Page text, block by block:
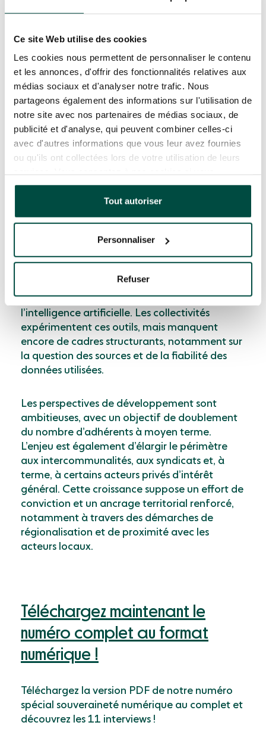
Ce site Web utilise des cookies
Les cookies nous permettent de personnaliser le contenu
et les annonces, d'offrir des fonctionnalités relatives aux
médias sociaux et d'analyser notre trafic. Nous
partageons également des informations sur l'utilisation de
notre site avec nos partenaires de médias sociaux, de
publicité et d'analyse, qui peuvent combiner celles-ci
avec d'autres informations que vous leur avez fournies
ou qu'ils ont collectées lors de votre utilisation de leurs
continuez à utiliser notre site Web.
Tout autoriser
Personnaliser
Refuser
Le label constitue une porte d’entrée
pertinente, notamment en termes de visibilité.
Mais l’intérêt principal réside dans les services
proposés : accès à l’Atlaas, capacité de
benchmark, accompagnement des politiques
numériques et participation à une dynamique
de projets, partage et diffusion d’un cadre
permettant la mise en œuvre d’une feuille de
route des projets de politiques publiques
Ville Internet offre des outils et des services
que l’on ne retrouve pas dans d’autres réseaux,
On observe aujourd’hui une montée en
puissance des sujets liés à la cybersécurité et à
l’intelligence artificielle. Les collectivités
expérimentent ces outils, mais manquent
encore de cadres structurants, notamment sur
la question des sources et de la fiabilité des
données utilisées.
Les perspectives de développement sont
ambitieuses, avec un objectif de doublement
du nombre d’adhérents à moyen terme.
L’enjeu est également d’élargir le périmètre
aux intercommunalités, aux syndicats et, à
terme, à certains acteurs privés d’intérêt
général. Cette croissance suppose un effort de
conviction et un ancrage territorial renforcé,
notamment à travers des démarches de
régionalisation et de proximité avec les
acteurs locaux.
Téléchargez maintenant le
numéro complet au format
numérique !
Téléchargez la version PDF de notre numéro
spécial souveraineté numérique au complet et
découvrez les 11 interviews !